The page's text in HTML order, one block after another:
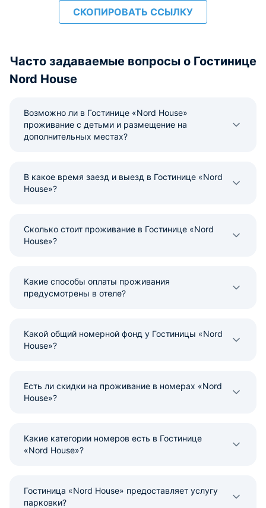
СКОПИРОВАТЬ ССЫЛКУ
Часто задаваемые вопросы о Гостинице
Nord House
Возможно ли в Гостинице «Nord House»
проживание с детьми и размещение на
дополнительных местах?
В какое время заезд и выезд в Гостинице «Nord
House»?
Сколько стоит проживание в Гостинице «Nord
House»?
Какие способы оплаты проживания
предусмотрены в отеле?
Какой общий номерной фонд у Гостиницы «Nord
House»?
Есть ли скидки на проживание в номерах «Nord
House»?
Какие категории номеров есть в Гостинице
«Nord House»?
Гостиница «Nord House» предоставляет услугу
парковки?